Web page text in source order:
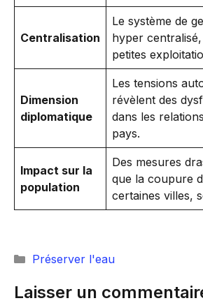
Centralisation
Le système de
hyper
petites
Dimension
diplomatique
Les tensions
révèlent des
dans les
pays.
Impact sur la
population
Des mesures
que la coupure
certaines villes,
Catégories
Préserver l'eau
Laisser un